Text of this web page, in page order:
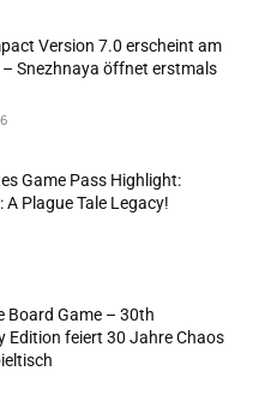
Version 7.0 erscheint am
Snezhnaya öffnet erstmals
Game Pass Highlight:
A Plague Tale Legacy!
Board Game – 30th
Edition feiert 30 Jahre Chaos